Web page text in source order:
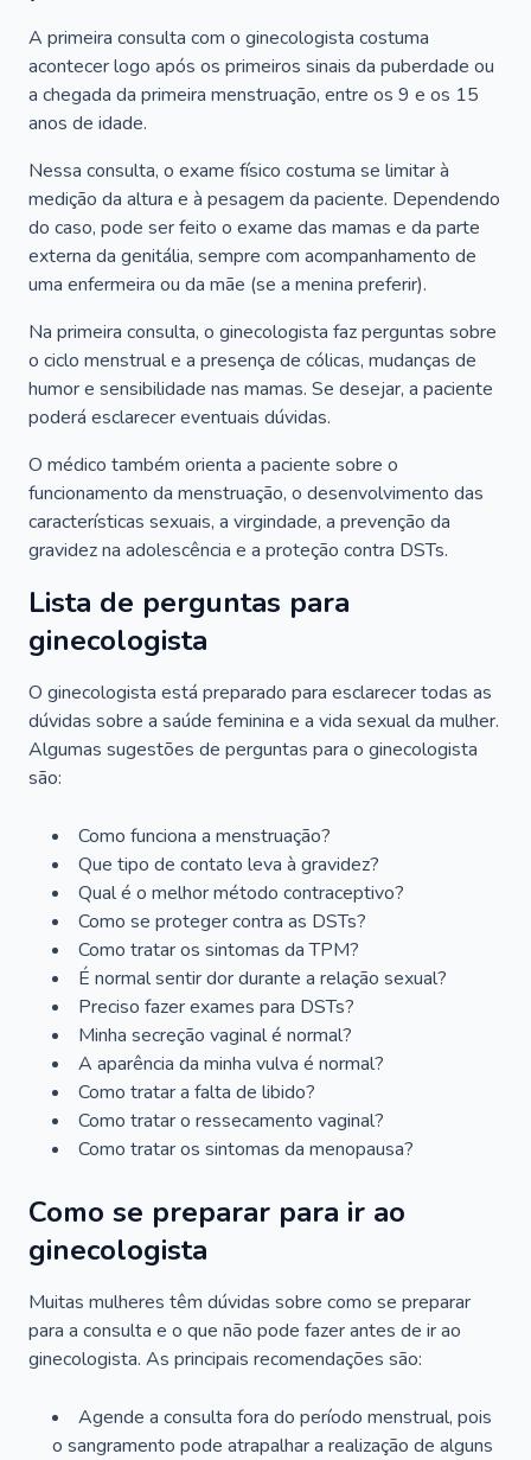
A primeira consulta com o ginecologista costuma
acontecer logo após os primeiros sinais da puberdade ou
a chegada da primeira menstruação, entre os 9 e os 15
anos de idade.
Nessa consulta, o exame físico costuma se limitar à
medição da altura e à pesagem da paciente. Dependendo
do caso, pode ser feito o exame das mamas e da parte
externa da genitália, sempre com acompanhamento de
uma enfermeira ou da mãe (se a menina preferir).
Na primeira consulta, o ginecologista faz perguntas sobre
o ciclo menstrual e a presença de cólicas, mudanças de
humor e sensibilidade nas mamas. Se desejar, a paciente
poderá esclarecer eventuais dúvidas.
O médico também orienta a paciente sobre o
funcionamento da menstruação, o desenvolvimento das
características sexuais, a virgindade, a prevenção da
gravidez na adolescência e a proteção contra DSTs.
Lista de perguntas para
ginecologista
O ginecologista está preparado para esclarecer todas as
dúvidas sobre a saúde feminina e a vida sexual da mulher.
Algumas sugestões de perguntas para o ginecologista
são:
Como funciona a menstruação?
Que tipo de contato leva à gravidez?
Qual é o melhor método contraceptivo?
Como se proteger contra as DSTs?
Como tratar os sintomas da TPM?
É normal sentir dor durante a relação sexual?
Preciso fazer exames para DSTs?
Minha secreção vaginal é normal?
A aparência da minha vulva é normal?
Como tratar a falta de libido?
Como tratar o ressecamento vaginal?
Como tratar os sintomas da menopausa?
Como se preparar para ir ao
ginecologista
Muitas mulheres têm dúvidas sobre como se preparar
para a consulta e o que não pode fazer antes de ir ao
ginecologista. As principais recomendações são:
Agende a consulta fora do período menstrual, pois
o sangramento pode atrapalhar a realização de alguns